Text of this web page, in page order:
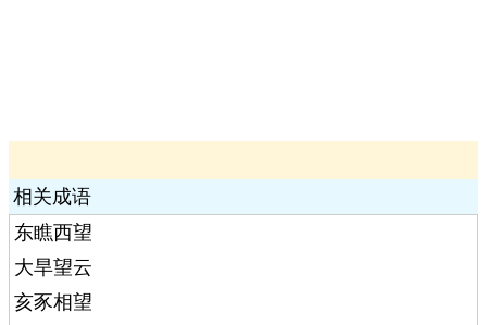
相关成语
东瞧西望
大旱望云
亥豕相望